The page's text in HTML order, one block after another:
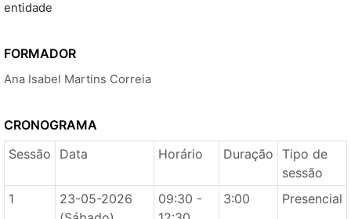
entidade
FORMADOR
Ana Isabel Martins Correia
CRONOGRAMA
Sessão
Data Horário Duração Tipo de
sessão
1
23-05-2026
09:30 -
3:00 Presencial